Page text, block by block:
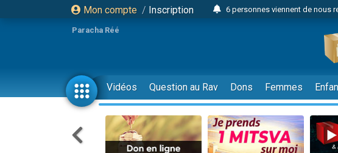
Mon compte / Inscription
6 personnes viennent de nous
2 personnes viennent de
17 personnes viennent de
4 personnes viennent de nous
Il reste 49 places pour
23 personnes viennent de
Eva vient de donner son
Paracha Réé
Vidéos Question au Rav Dons Femmes